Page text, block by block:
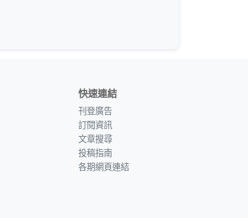
快速連結
刊登廣告
訂閱資訊
文章搜尋
投稿指南
各期網頁連結